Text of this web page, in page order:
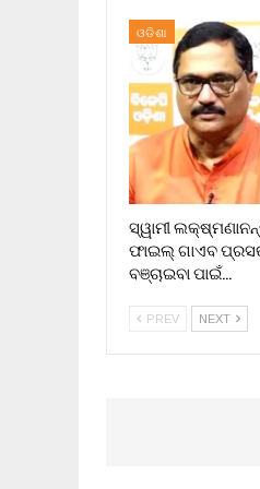
ଓଡିଶା
ସ୍ୱାମୀ
ଫାଇଲ୍ ଗାଏବ
ବଞ୍ଚାଇବା ପାଇଁ…
PREV NEXT